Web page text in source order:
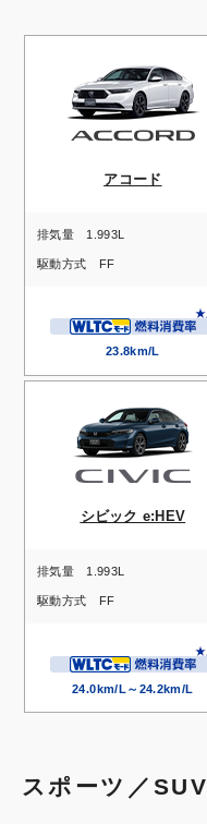
アコード
排気量 1.993L
駆動方式 FF
23.8km/L
シビック e:HEV
排気量 1.993L
駆動方式 FF
24.0km/L～24.2km/L
スポーツ／SUV